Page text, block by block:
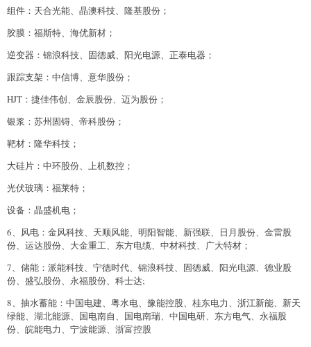
组件：天合光能、晶澳科技、隆基股份；
胶膜：福斯特、海优新材；
逆变器：锦浪科技、固德威、阳光电源、正泰电器；
跟踪支架：中信博、意华股份；
HJT：捷佳伟创、金辰股份、迈为股份；
银浆：苏州固锝、帝科股份；
靶材：隆华科技；
大硅片：中环股份、上机数控；
光伏玻璃：福莱特；
设备：晶盛机电；
6、风电：金风科技、天顺风能、明阳智能、新强联、日月股份、金雷股
份、运达股份、大金重工、东方电缆、中材科技、广大特材；
7、储能：派能科技、宁德时代、锦浪科技、固德威、阳光电源、德业股
份、盛弘股份、永福股份、科士达;
8、抽水蓄能：中国电建、粤水电、豫能控股、桂东电力、浙江新能、新天
绿能、湖北能源、国电南自、国电南瑞、中国电研、东方电气、永福股
份、皖能电力、宁波能源、浙富控股